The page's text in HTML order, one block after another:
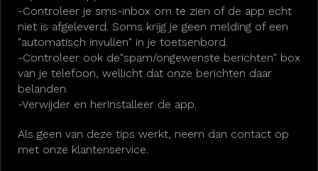
-Controleer je sms-inbox om te zien of de app echt
niet is afgeleverd. Soms krijg je geen melding of een
"automatisch invullen" in je toetsenbord.
-Controleer ook de"spam/ongewenste berichten" box
van je telefoon, wellicht dat onze berichten daar
belanden.
-Verwijder en herinstalleer de app.
Als geen van deze tips werkt, neem dan contact op
met onze klantenservice.